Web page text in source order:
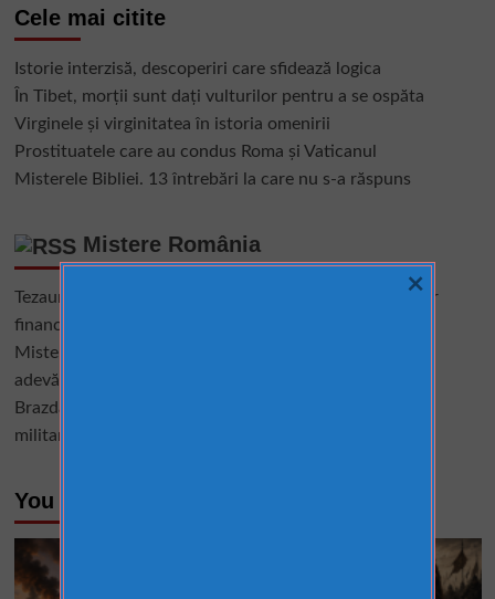
Cele mai citite
Istorie interzisă, descoperiri care sfidează logica
În Tibet, morții sunt dați vulturilor pentru a se ospăta
Virginele şi virginitatea în istoria omenirii
Prostituatele care au condus Roma și Vaticanul
Misterele Bibliei. 13 întrebări la care nu s-a răspuns
Mistere România
Tezaurul României de la Moscova – cel mai mare mister
financiar din istoria României
Misterele lui Ștefan cel Mare – între istorie, legendă și
adevăr
Brazda lui Novac, una dintre cele mai mari construcții
militare
You may have missed
×